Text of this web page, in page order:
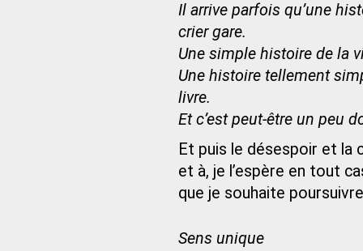
Il arrive parfois qu’une
crier gare.
Une simple histoire de la
Une histoire tellement
livre.
Et c’est peut-être un peu
Et puis le désespoir et la
et à, je l’espère en tout
que je souhaite
Sens unique